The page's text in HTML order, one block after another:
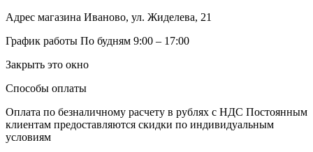
Адрес магазина Иваново, ул. Жиделева, 21
График работы По будням 9:00 – 17:00
Закрыть это окно
Способы оплаты
Оплата по безналичному расчету в рублях с НДС Постоянным
клиентам предоставляются скидки по индивидуальным
условиям